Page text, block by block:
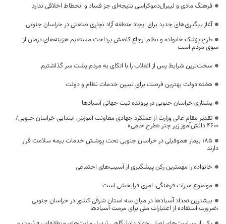
فرهنگ مادی و لیبرال‌دموکراسی نتیجه‌ای جز فساد و انحطاط اخلاقی ندارد
آغاز پیگیری‌های جدید برای ایجاد منطقه آزاد تجاری صنعتی در خراسان جنوبی
طرح پزشک خانواده و نظام ارجاع کاهش پرداخت مستقیم هزینه‌های درمان از
سوی مردم است
سخت‌ترین شرایط پس از انقلاب را با اتکای به مردم پشت سر گذاشتیم
هفته دولت بهترین فرصت برای تبیین خدمات نظام و دولت
یشتازی خراسان جنوبی در پرونده ثبت جهانی آسبادها
تقدیر مقام عالی وزارت از عملکرد جهادی معاونت آموزش ابتدایی خراسان جنوبی/
۴۶۰۰ دانش‌آموز زیر چتر «طرح حامی»
۱۸۵ بیمار هموفیلی در خراسان جنوبی تحت پوشش خدمات بیمه سلامت قرار
دارند
خانواده را مهمترین رکن پیشگیری از آسیب‌های اجتماعی
موضوع میراث فرهنگی، امری فرابخشی است
بیشترین تعداد آسبادها در میان سه استان شرقی کشور در خراسان جنوبی
،ضرورت استفاده از اعتبارات ملی برای مرمت آسبادها